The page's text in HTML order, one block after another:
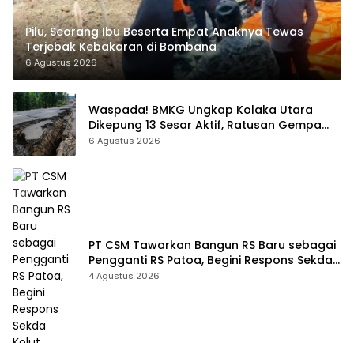
Pilu, Seorang Ibu Beserta Empat Anaknya Tewas
Terjebak Kebakaran di Bombana
6 Agustus 2026
Waspada! BMKG Ungkap Kolaka Utara
Dikepung 13 Sesar Aktif, Ratusan Gempa
Sudah Terekam
6 Agustus 2026
PT CSM Tawarkan Bangun RS Baru sebagai
Pengganti RS Patoa, Begini Respons Sekda
Kolut
4 Agustus 2026